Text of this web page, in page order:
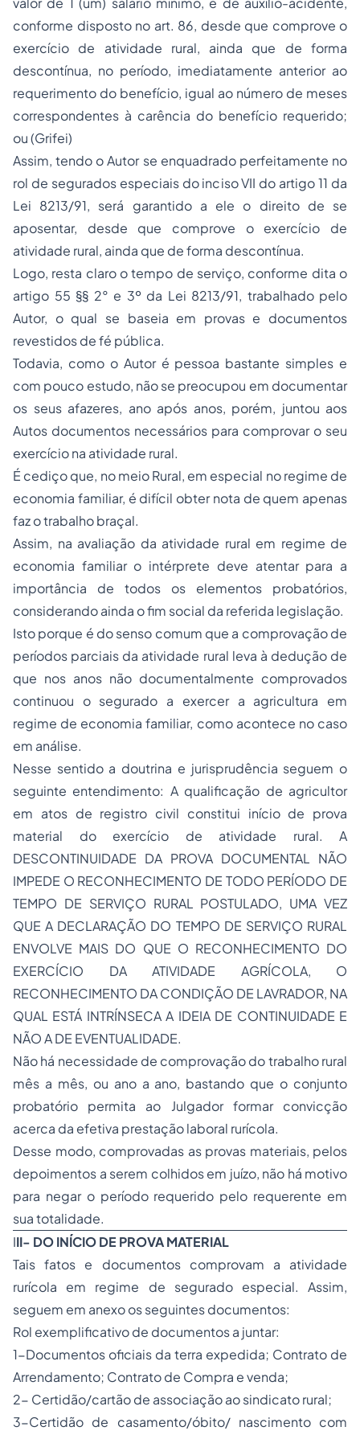
conforme disposto no art. 86, desde que comprove o
exercício de atividade rural, ainda que de forma
descontínua, no período, imediatamente anterior ao
requerimento do benefício, igual ao número de meses
correspondentes à carência do benefício requerido;
ou (Grifei)
Assim, tendo o Autor se enquadrado perfeitamente no
rol de segurados especiais do inciso VII do artigo 11 da
Lei 8213/91, será garantido a ele o direito de se
aposentar, desde que comprove o exercício de
atividade rural, ainda que de forma descontínua.
Logo, resta claro o tempo de serviço, conforme dita o
artigo 55 §§ 2° e 3º da Lei 8213/91, trabalhado pelo
Autor, o qual se baseia em provas e documentos
revestidos de fé pública.
Todavia, como o Autor é pessoa bastante simples e
com pouco estudo, não se preocupou em documentar
os seus afazeres, ano após anos, porém, juntou aos
Autos documentos necessários para comprovar o seu
exercício na atividade rural.
É cediço que, no meio Rural, em especial no regime de
economia familiar, é difícil obter nota de quem apenas
faz o trabalho braçal.
Assim, na avaliação da atividade rural em regime de
economia familiar o intérprete deve atentar para a
importância de todos os elementos probatórios,
considerando ainda o fim social da referida legislação.
Isto porque é do senso comum que a comprovação de
períodos parciais da atividade rural leva à dedução de
que nos anos não documentalmente comprovados
continuou o segurado a exercer a agricultura em
regime de economia familiar, como acontece no caso
em análise.
Nesse sentido a doutrina e jurisprudência seguem o
seguinte entendimento: A qualificação de agricultor
em atos de registro civil constitui início de prova
material do exercício de atividade rural. A
DESCONTINUIDADE DA PROVA DOCUMENTAL NÃO
IMPEDE O RECONHECIMENTO DE TODO PERÍODO DE
TEMPO DE SERVIÇO RURAL POSTULADO, UMA VEZ
QUE A DECLARAÇÃO DO TEMPO DE SERVIÇO RURAL
ENVOLVE MAIS DO QUE O RECONHECIMENTO DO
EXERCÍCIO DA ATIVIDADE AGRÍCOLA, O
RECONHECIMENTO DA CONDIÇÃO DE LAVRADOR, NA
QUAL ESTÁ INTRÍNSECA A IDEIA DE CONTINUIDADE E
NÃO A DE EVENTUALIDADE.
Não há necessidade de comprovação do trabalho rural
mês a mês, ou ano a ano, bastando que o conjunto
probatório permita ao Julgador formar convicção
acerca da efetiva prestação laboral rurícola.
Desse modo, comprovadas as provas materiais, pelos
depoimentos a serem colhidos em juízo, não há motivo
para negar o período requerido pelo requerente em
sua totalidade.
III- DOINÍCIODE PROVA MATERIAL
Tais fatos e documentos comprovam a atividade
rurícola em regime de segurado especial. Assim,
seguem em anexo os seguintes documentos:
Rol exemplificativo de documentos a juntar:
1-Documentos oficiais da terra expedida; Contrato de
Arrendamento; Contrato de Compra e venda;
2- Certidão/cartão de associação ao sindicato rural;
3-Certidão de casamento/óbito/ nascimento com